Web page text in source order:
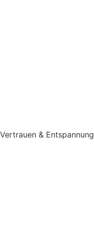
Vertrauen & Entspannung